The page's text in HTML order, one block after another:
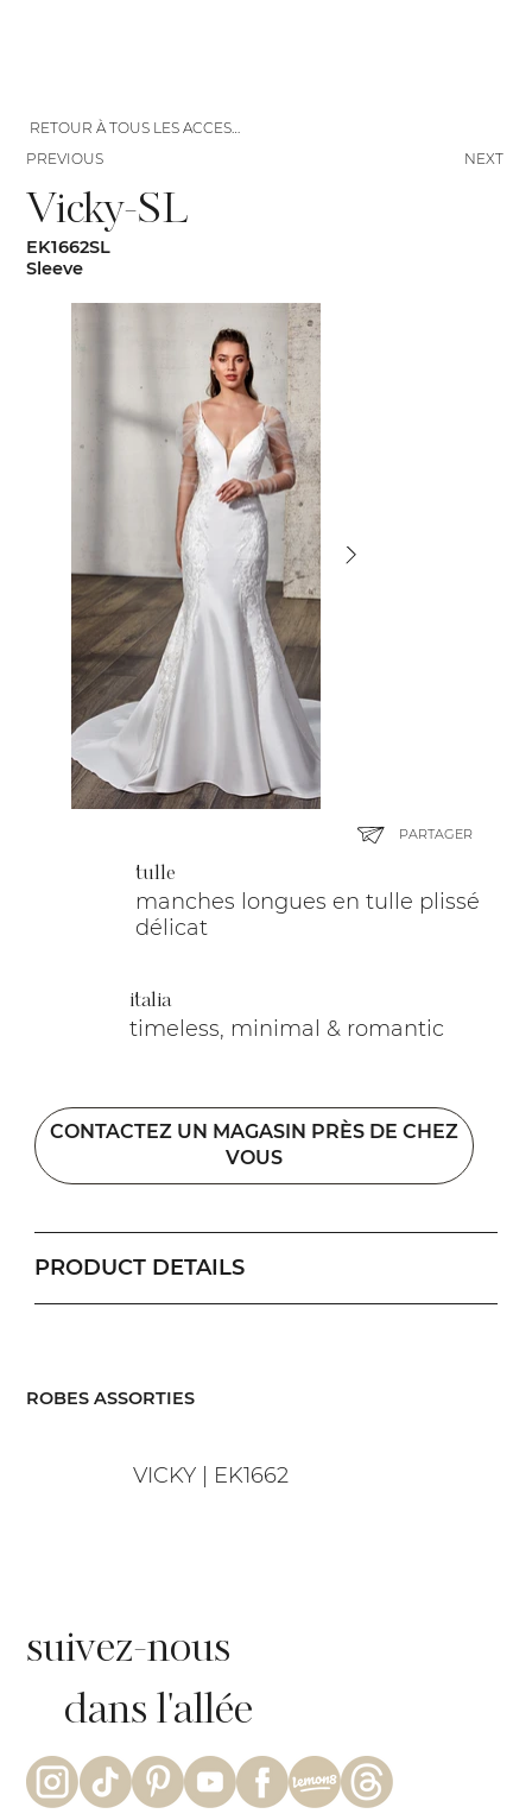
tulle
manches longues en tulle plissé
délicat
italia
timeless, minimal & romantic
CONTACTEZ UN MAGASIN PRÈS DE CHEZ
VOUS
Vicky-SL
EK1662SL
Sleeve
PARTAGER
NEXT
RETOUR À TOUS LES ACCESSOIRES
PREVIOUS
PRODUCT DETAILS
​ROBES ASSORTIES
VICKY | EK1662
suivez-nous
dans l'allée